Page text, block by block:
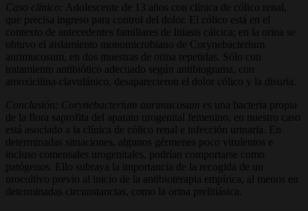
Caso clínico:
Adolescente de 13 años con clínica de cólico renal,
que precisa ingreso para control del dolor. El cólico está en el
contexto de antecedentes familiares de litiasis cálcica; en la orina se
obtuvo el aislamiento monomicrobiano de Corynebacterium
aurimucosum, en dos muestras de orina repetidas. Sólo con
tratamiento antibiótico adecuado según antibiograma, con
amoxicilina-clavulánico, desaparecieron el dolor cólico y la disuria.
Conclusión:
Corynebacterium aurimucosum es una bacteria propia
de la flora saprofita del aparato urogenital femenino, en nuestro caso
está asociado a la clínica de cólico renal e infección urinaria. En
determinadas situaciones, algunos gérmenes poco virulentos e
incluso comensales urogenitales, podrían comportarse como
patógenos. Ello subraya la importancia de la recogida de un
urocultivo previo al inicio de la antibioterapia empírica, al menos en
determinadas circunstancias, como la orina prelitiásica.